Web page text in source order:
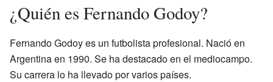
¿Quién es Fernando Godoy?
Fernando Godoy es un futbolista profesional. Nació en
Argentina en 1990. Se ha destacado en el mediocampo.
Su carrera lo ha llevado por varios países.